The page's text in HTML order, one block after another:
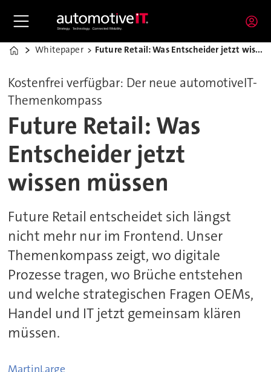
Home
Whitepaper Future Retail: Was Entscheider jetzt wissen müssen
Kostenfrei verfügbar: Der neue automotiveIT-
Themenkompass
Future Retail: Was
Entscheider jetzt
wissen müssen
Future Retail entscheidet sich längst
nicht mehr nur im Frontend. Unser
Themenkompass zeigt, wo digitale
Prozesse tragen, wo Brüche entstehen
und welche strategischen Fragen OEMs,
Handel und IT jetzt gemeinsam klären
müssen.